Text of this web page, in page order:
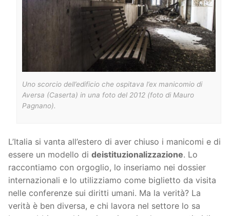
Uno scorcio dell’edificio che ospitava l’ex manicomio di
Aversa (Caserta) in una foto del 2012 (foto di Mauro
Pagnano).
L’Italia si vanta all’estero di aver chiuso i manicomi e di
essere un modello di deistituzionalizzazione. Lo
raccontiamo con orgoglio, lo inseriamo nei dossier
internazionali e lo utilizziamo come biglietto da visita
nelle conferenze sui diritti umani. Ma la verità? La
verità è ben diversa, e chi lavora nel settore lo sa